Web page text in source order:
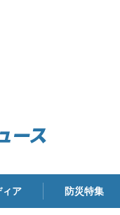
ィア 防災特集